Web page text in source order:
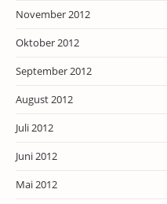
November 2012
Oktober 2012
September 2012
August 2012
Juli 2012
Juni 2012
Mai 2012